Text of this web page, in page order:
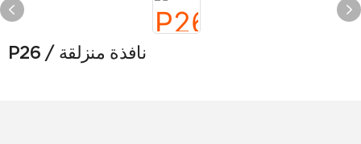
P26 / نافذة منزلقة